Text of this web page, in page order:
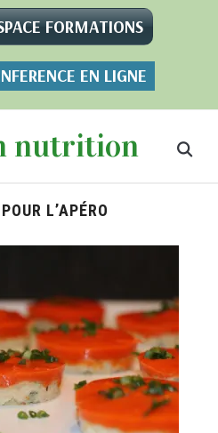
FORMATIONS
EN LIGNE
nutrition
L’APÉRO